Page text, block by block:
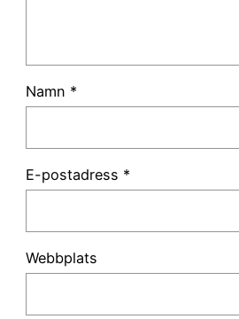
Namn *
E-postadress *
Webbplats